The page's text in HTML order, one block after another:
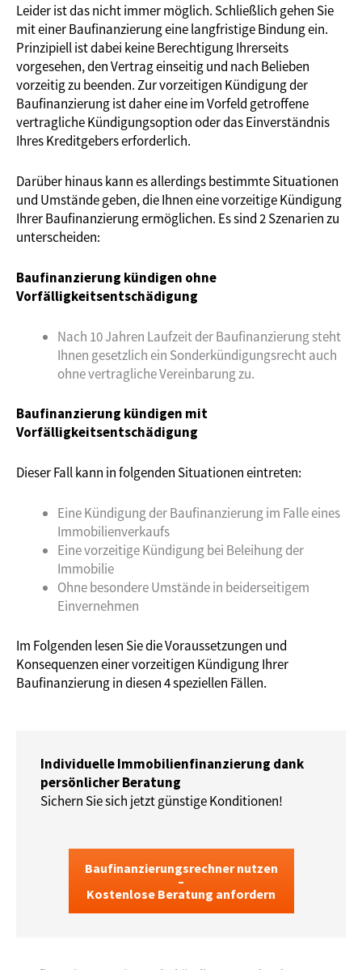
Leider ist das nicht immer möglich. Schließlich gehen Sie
mit einer Baufinanzierung eine langfristige Bindung ein.
Prinzipiell ist dabei keine Berechtigung Ihrerseits
vorgesehen, den Vertrag einseitig und nach Belieben
vorzeitig zu beenden. Zur vorzeitigen Kündigung der
Baufinanzierung ist daher eine im Vorfeld getroffene
vertragliche Kündigungsoption oder das Einverständnis
Ihres Kreditgebers erforderlich.
Darüber hinaus kann es allerdings bestimmte Situationen
und Umstände geben, die Ihnen eine vorzeitige Kündigung
Ihrer Baufinanzierung ermöglichen. Es sind 2 Szenarien zu
unterscheiden:
Baufinanzierung kündigen ohne
Vorfälligkeitsentschädigung
Nach 10 Jahren Laufzeit der Baufinanzierung steht
Ihnen gesetzlich ein Sonderkündigungsrecht auch
ohne vertragliche Vereinbarung zu.
Baufinanzierung kündigen mit
Vorfälligkeitsentschädigung
Dieser Fall kann in folgenden Situationen eintreten:
Eine Kündigung der Baufinanzierung im Falle eines
Immobilienverkaufs
Eine vorzeitige Kündigung bei Beleihung der
Immobilie
Ohne besondere Umstände in beiderseitigem
Einvernehmen
Im Folgenden lesen Sie die Voraussetzungen und
Konsequenzen einer vorzeitigen Kündigung Ihrer
Baufinanzierung in diesen 4 speziellen Fällen.
Individuelle Immobilienfinanzierung dank
persönlicher Beratung
Sichern Sie sich jetzt günstige Konditionen!
Baufinanzierungsrechner nutzen
–
Kostenlose Beratung anfordern